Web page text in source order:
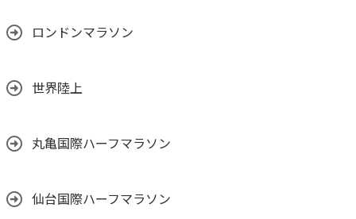
ロンドンマラソン
世界陸上
丸亀国際ハーフマラソン
仙台国際ハーフマラソン